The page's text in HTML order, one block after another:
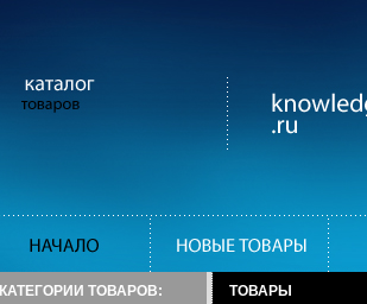
КАТЕГОРИИ ТОВАРОВ:
ТОВАРЫ